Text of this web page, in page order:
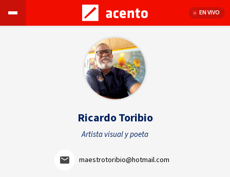
EN VIVO
Ricardo Toribio
Artista visual y poeta
maestrotoribio@hotmail.com